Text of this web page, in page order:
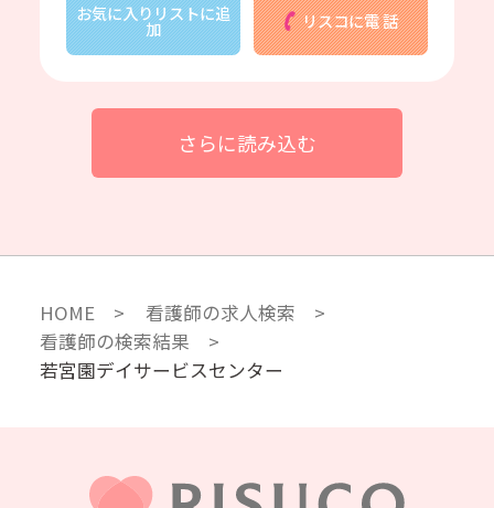
お気に入りリストに追
加 リスコに電 話
さらに読み込む
HOME
看護師の求人検索
看護師の検索結果
若宮園デイサービスセンター